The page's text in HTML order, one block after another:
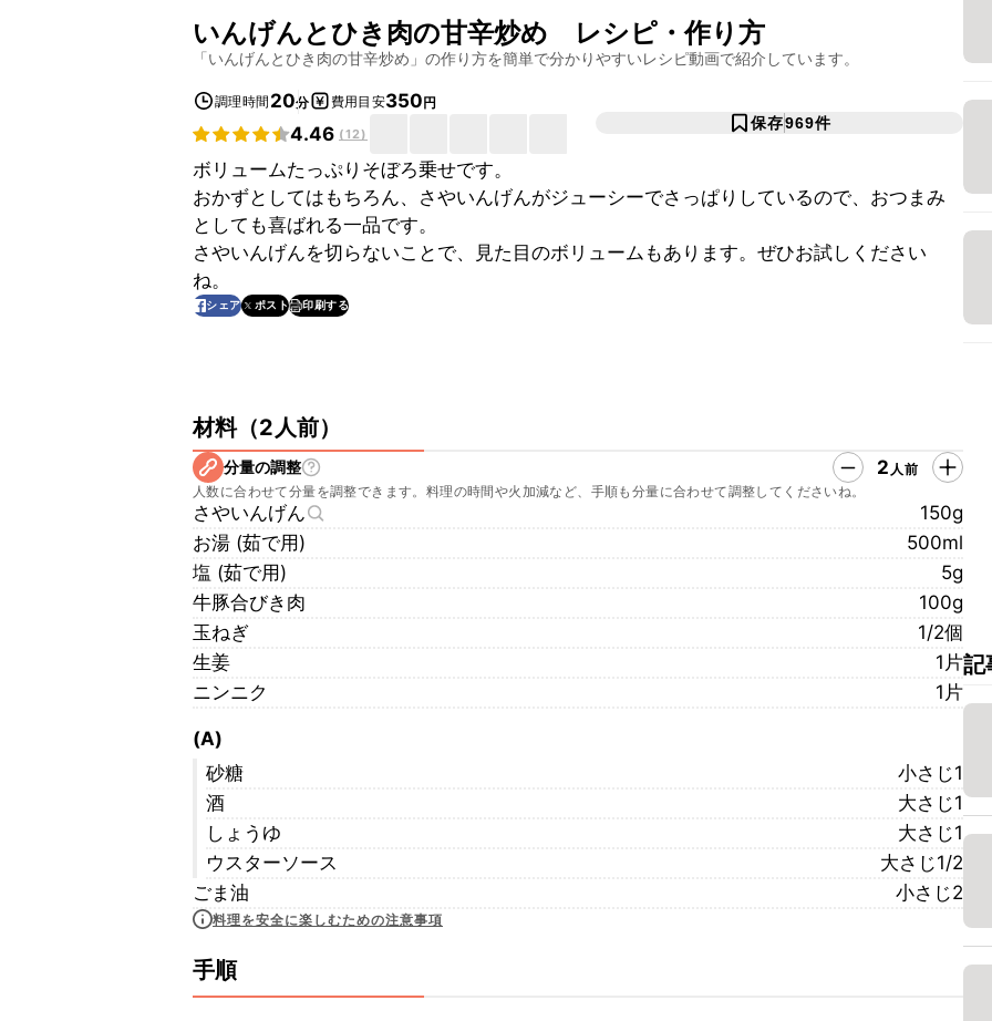
いんげんとひき肉の甘辛炒め レシピ・作り方
「いんげんとひき肉の甘辛炒め 」の作り方を簡単で分かりやすいレシピ動画で紹介しています。
調理時間 20分 費用目安350円
4.46 (12)
保存969件
ボリュームたっぷりそぼろ乗せです。
おかずとしてはもちろん、さやいんげんがジューシーでさっぱりしているので、おつまみ
としても喜ばれる一品です。
さやいんげんを切らないことで、見た目のボリュームもあります。ぜひお試しください
ね。
シェア ポスト 印刷する
材料（2人前）
分量の調整 2 人前
人数に合わせて分量を調整できます。料理の時間や火加減など、手順も分量に合わせて調整してくださいね。
さやいんげん
150g
お湯 (茹で用)
500ml
塩 (茹で用)
5g
牛豚合びき肉
100g
玉ねぎ
1/2個
生姜
1片
ニンニク
1片
(A)
砂糖
小さじ1
酒
大さじ1
しょうゆ
大さじ1
ウスターソース
大さじ1/2
ごま油
小さじ2
料理を安全に楽しむための注意事項
手順
記